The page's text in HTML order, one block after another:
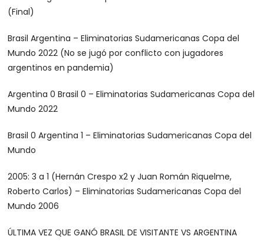
(Final)
Brasil Argentina – Eliminatorias Sudamericanas Copa del
Mundo 2022 (No se jugó por conflicto con jugadores
argentinos en pandemia)
Argentina 0 Brasil 0 – Eliminatorias Sudamericanas Copa del
Mundo 2022
Brasil 0 Argentina 1 – Eliminatorias Sudamericanas Copa del
Mundo
2005: 3 a 1 (Hernán Crespo x2 y Juan Román Riquelme,
Roberto Carlos) – Eliminatorias Sudamericanas Copa del
Mundo 2006
ÚLTIMA VEZ QUE GANÓ BRASIL DE VISITANTE VS ARGENTINA